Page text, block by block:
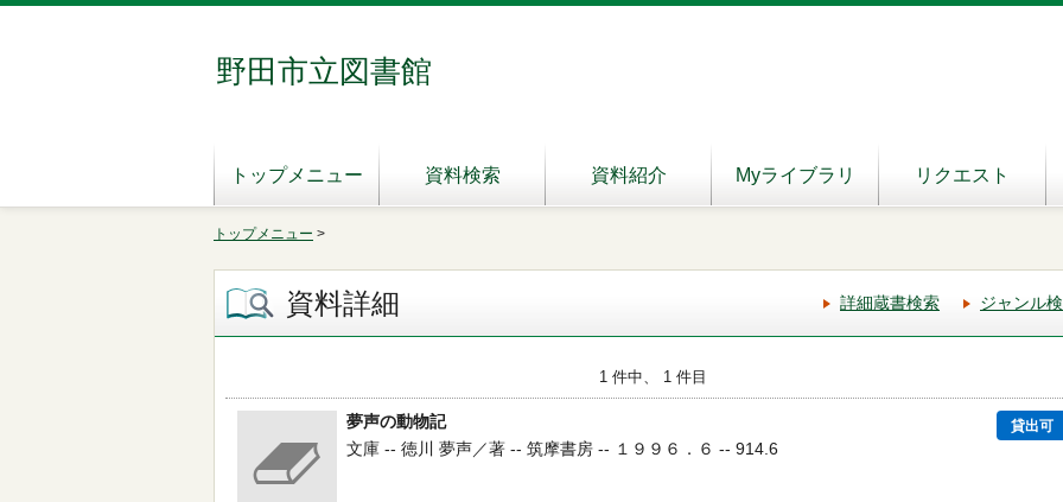
野田市立図書館
トップメニュー 資料検索 資料紹介 Myライブラリ リクエスト
トップメニュー >
資料詳細 詳細蔵書検索 ジャンル
1 件中、 1 件目
夢声の動物記 貸出可
文庫 -- 徳川 夢声／著 -- 筑摩書房 -- １９９６．６ -- 914.6